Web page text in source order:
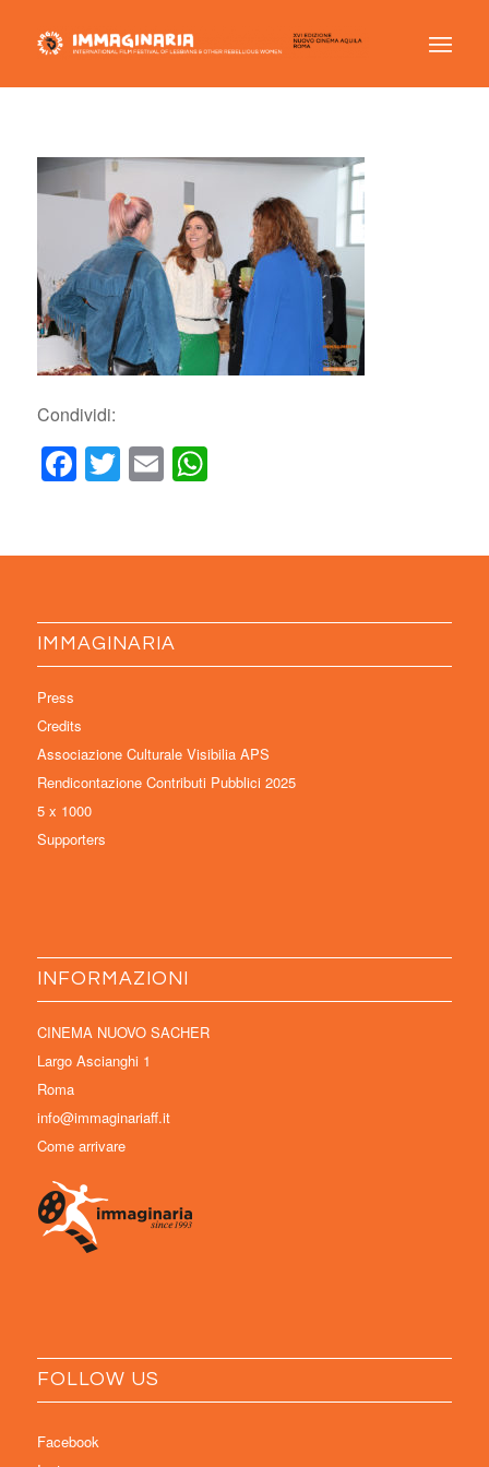
Condividi:
Facebook
Twitter
EmailWhatsApp
IMMAGINARIA
Press
Credits
Associazione Culturale Visibilia APS
Rendicontazione Contributi Pubblici 2025
5 x 1000
Supporters
INFORMAZIONI
CINEMA NUOVO SACHER
Largo Ascianghi 1
Roma
info@immaginariaff.it
Come arrivare
FOLLOW US
Facebook